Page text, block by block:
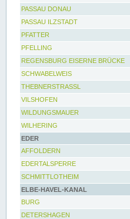
PASSAU DONAU
PASSAU ILZSTADT
PFATTER
PFELLING
REGENSBURG EISERNE BRÜCKE
SCHWABELWEIS
THEBNERSTRASSL
VILSHOFEN
WILDUNGSMAUER
WILHERING
EDER
AFFOLDERN
EDERTALSPERRE
SCHMITTLOTHEIM
ELBE-HAVEL-KANAL
BURG
DETERSHAGEN